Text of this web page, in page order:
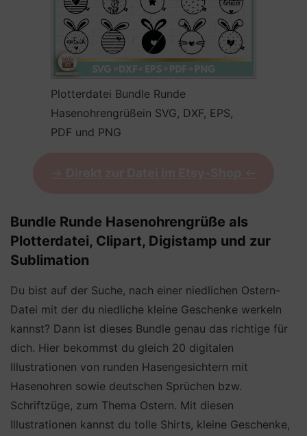
Plotterdatei Bundle Runde
Hasenohrengrüßein SVG, DXF, EPS,
PDF und PNG
Bundle Runde Hasenohrengrüße als
Plotterdatei, Clipart, Digistamp und zur
Sublimation
Du bist auf der Suche, nach einer niedlichen Ostern-
Datei mit der du niedliche kleine Geschenke werkeln
kannst? Dann ist dieses Bundle genau das richtige für
dich. Hier bekommst du gleich 20 digitalen
Illustrationen von runden Hasengesichtern mit
Hasenohren sowie deutschen Sprüchen bzw.
Schriftzüge, zum Thema Ostern. Mit diesen
Illustrationen kannst du tolle Shirts, kleine Geschenke,